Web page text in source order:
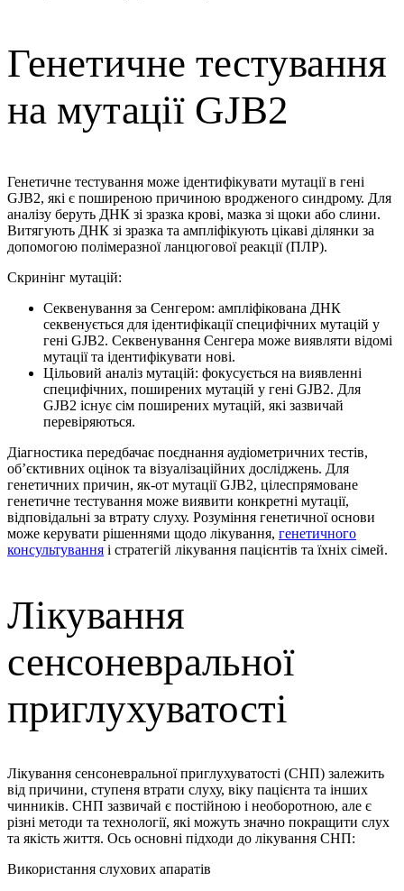
Генетичне тестування
на мутації GJB2
Генетичне тестування може ідентифікувати мутації в гені
GJB2, які є поширеною причиною вродженого синдрому. Для
аналізу беруть ДНК зі зразка крові, мазка зі щоки або слини.
Витягують ДНК зі зразка та ампліфікують цікаві ділянки за
допомогою полімеразної ланцюгової реакції (ПЛР).
Скринінг мутацій:
Секвенування за Сенгером: ампліфікована ДНК
секвенується для ідентифікації специфічних мутацій у
гені GJB2. Секвенування Сенгера може виявляти відомі
мутації та ідентифікувати нові.
Цільовий аналіз мутацій: фокусується на виявленні
специфічних, поширених мутацій у гені GJB2. Для
GJB2 існує сім поширених мутацій, які зазвичай
перевіряються.
Діагностика передбачає поєднання аудіометричних тестів,
об’єктивних оцінок та візуалізаційних досліджень. Для
генетичних причин, як-от мутації GJB2, цілеспрямоване
генетичне тестування може виявити конкретні мутації,
відповідальні за втрату слуху. Розуміння генетичної основи
може керувати рішеннями щодо лікування, генетичного
консультування і стратегій лікування пацієнтів та їхніх сімей.
Лікування
сенсоневральної
приглухуватості
Лікування сенсоневральної приглухуватості (СНП) залежить
від причини, ступеня втрати слуху, віку пацієнта та інших
чинників. СНП зазвичай є постійною і необоротною, але є
різні методи та технології, які можуть значно покращити слух
та якість життя. Ось основні підходи до лікування СНП:
Використання слухових апаратів